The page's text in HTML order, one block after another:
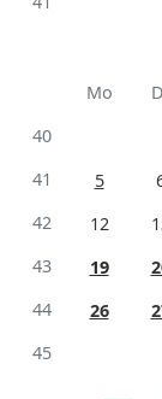
Mo
40
41
5
42
12
43
19
44
26
45